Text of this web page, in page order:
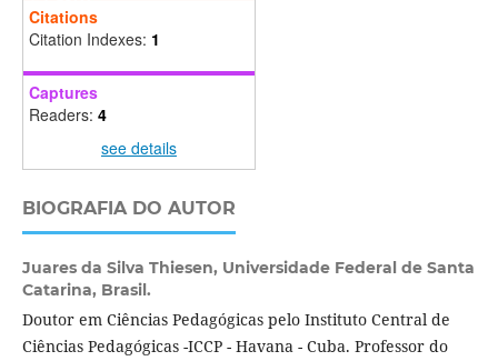
Citations
Citation Indexes: 1
Captures
Readers: 4
see details
BIOGRAFIA DO AUTOR
Juares da Silva Thiesen, Universidade Federal de Santa
Catarina, Brasil.
Doutor em Ciências Pedagógicas pelo Instituto Central de
Ciências Pedagógicas -ICCP - Havana - Cuba. Professor do